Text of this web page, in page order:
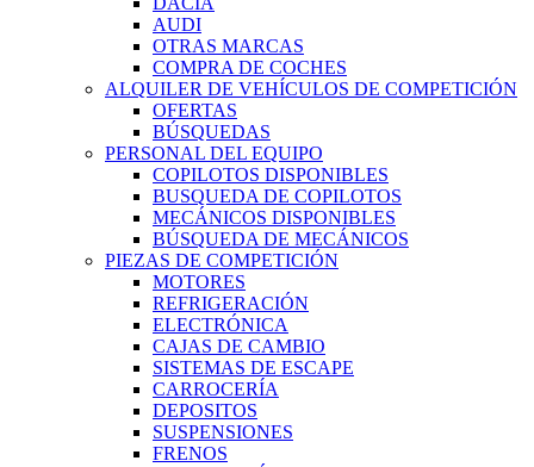
AUDI
OTRAS MARCAS
COMPRA DE COCHES
ALQUILER DE VEHÍCULOS DE COMPETICIÓN
OFERTAS
BÚSQUEDAS
PERSONAL DEL EQUIPO
COPILOTOS DISPONIBLES
BUSQUEDA DE COPILOTOS
MECÁNICOS DISPONIBLES
BÚSQUEDA DE MECÁNICOS
PIEZAS DE COMPETICIÓN
MOTORES
REFRIGERACIÓN
ELECTRÓNICA
CAJAS DE CAMBIO
SISTEMAS DE ESCAPE
CARROCERÍA
DEPOSITOS
SUSPENSIONES
FRENOS